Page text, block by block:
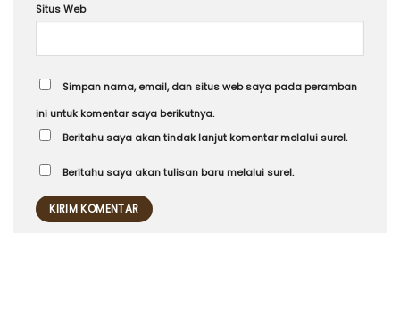
Situs Web
Simpan nama, email, dan situs web saya pada peramban
ini untuk komentar saya berikutnya.
Beritahu saya akan tindak lanjut komentar melalui surel.
Beritahu saya akan tulisan baru melalui surel.